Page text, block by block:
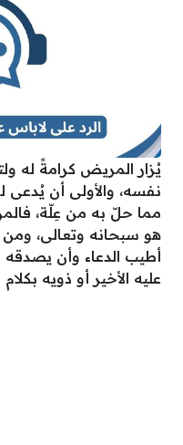
يُزار المريض كرامةً له
نفسه، والأولى أن يُدعى
مما حلّ به من عِلّة،
هو سبحانه وتعالى، ومن
أطيب الدعاء وأن يصدقه
عليه الأخير أو ذويه